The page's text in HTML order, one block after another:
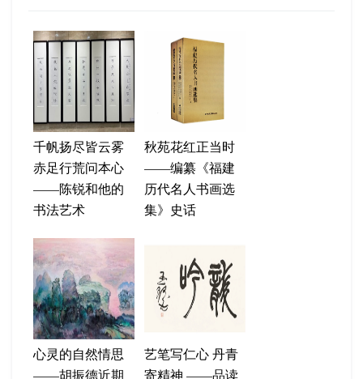
千帆扬尽皆云雾
赤足行荒问本心
——陈锐和他的
书法艺术
秋苑花红正当时
——编纂《福建
历代名人书画选
集》史话
心灵的自然情思
——胡振德近期
艺笔写仁心 丹青
寄精神 ——品读